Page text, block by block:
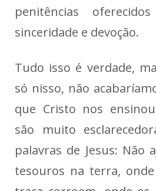
penitências
sinceridade e devoção.
Tudo isso é verdade,
só nisso, não
que Cristo nos
são muito
palavras de Jesus: Não
tesouros na terra,